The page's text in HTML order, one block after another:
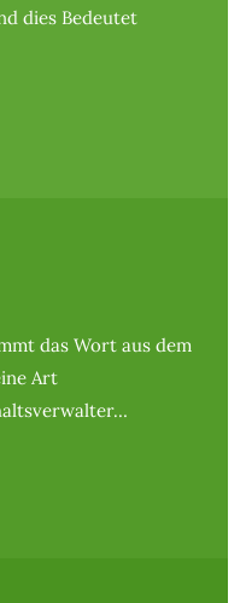
dies Bedeutet
das Wort aus dem
Art